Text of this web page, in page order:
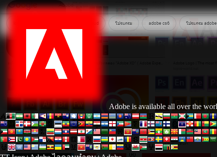
Adobe is available all over the